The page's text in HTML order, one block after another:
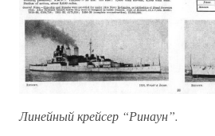
Линейный крейсер “Ринаун”.